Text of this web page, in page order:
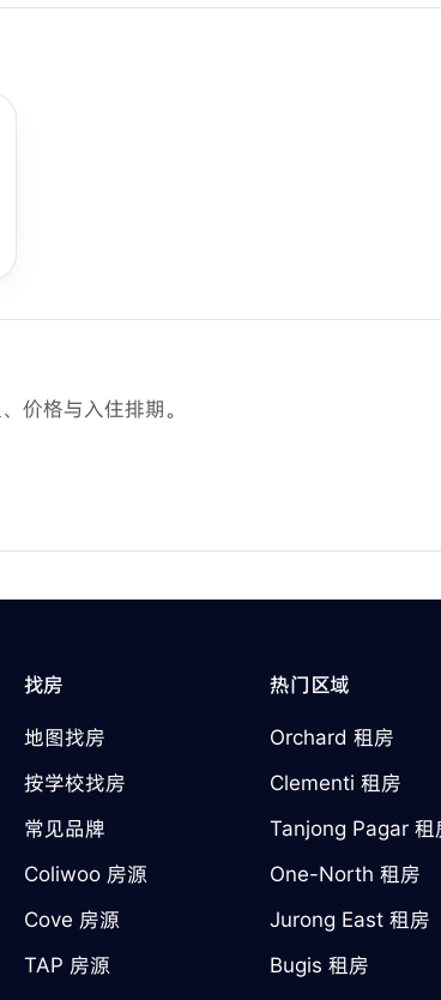
价格与入住排期。
找房
地图找房
按学校找房
常见品牌
Coliwoo 房源
Cove 房源
TAP 房源
热门区域
Orchard 租房
Clementi 租房
Tanjong Pagar 租
One-North 租房
Jurong East 租房
Bugis 租房